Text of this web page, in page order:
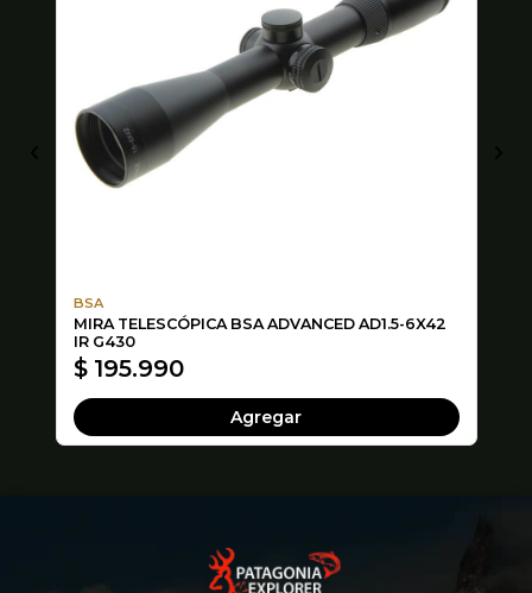
BSA
MIRA TELESCÓPICA BSA ADVANCED AD1.5-6X42
IR G430
$ 195.990
Agregar